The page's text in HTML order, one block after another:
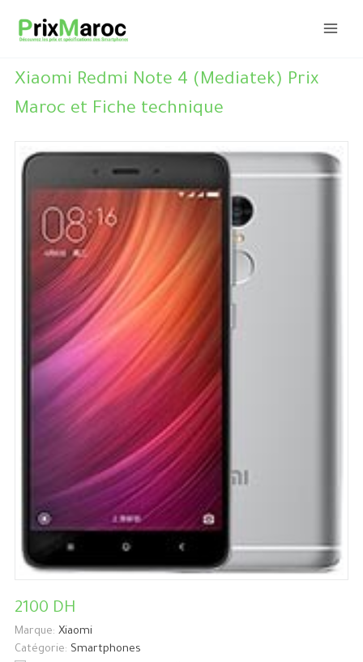
Xiaomi Redmi Note 4 (Mediatek) Prix
Maroc et Fiche technique
2100 DH
Marque: Xiaomi
Catégorie: Smartphones